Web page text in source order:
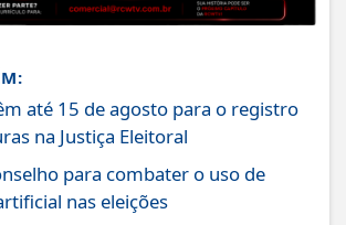
até 15 de agosto para o registro
na Justiça Eleitoral
para combater o uso de
nas eleições